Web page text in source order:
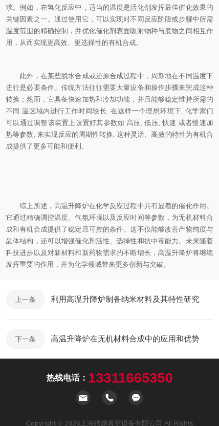
求。例如，在氢化反应中，适当的温度是活化剂发挥最佳催化效果的
关键因素之一。通过使用它，可以实现对不同反应阶段或步骤中所需
温度范围的精确控制，并优化催化剂表面吸附物种与底物之间相互作
用，从而实现更高效、更选择性的有机合成。
此外，在某些脱水合成或还原合成过程中，周期地在不同温度下
进行是必要条件。传统方法往往需要大量设备和操作步骤来完成这种
转换；然而，它具备快速加热和冷却功能，并且能够稳定维持所需的
不同 温区域内进行工作时间较长. 在这样一个理想环境下, 化学家们
可以通过调整该装置上设置好其参数如 高压, 低压, 快速 或者慢速加
热等参数, 来实现反应的周期性转换. 这种灵活、高效的特性为有机合
成提供了更多可能和便利。
综上所述，高温升降炉在化学反应过程中具有显着的催化作用。
它通过精确调控温度、气氛环境以及反应时间等参数，为无机材料合
成和有机合成提供了稳定且可控的条件。这不仅能够改善产物纯度与
晶体结构，还可以增强催化剂活性、选择性和抗中毒能力。未来随着
科技进步以及对新材料和新药物需求的不断增长，高温升降炉将继续
发挥重要的作用，并为化学领域带来更多创新与突破。
上一条 利用高温升降炉制备纳米材料及其特性研究
下一条 高温升降炉在无机材料合成中的应用和优势
热线电话： 13311665350
Copyright © 2026上海皓越真空设备有限公司 All Rights